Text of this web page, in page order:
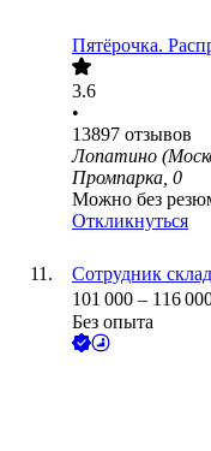
Пятёрочка.
3.6
•
13897 отзывов
Лопатино
Промпарка, 0
Можно без
Откликнуться
Сотрудник
101 000 – 116
Без опыта